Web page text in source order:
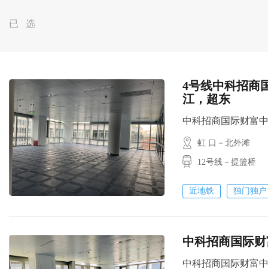
已 选
4号线中科招商国
江，超东
中科招商国际财富
虹 口－北外滩
12号线－提篮桥
近地铁 独门独户
中科招商国际财
中科招商国际财富